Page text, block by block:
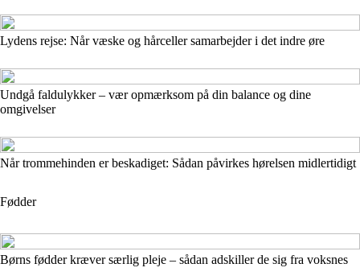
Lydens rejse: Når væske og hårceller samarbejder i det indre øre
Undgå faldulykker – vær opmærksom på din balance og dine
omgivelser
Når trommehinden er beskadiget: Sådan påvirkes hørelsen midlertidigt
Fødder
Børns fødder kræver særlig pleje – sådan adskiller de sig fra voksnes